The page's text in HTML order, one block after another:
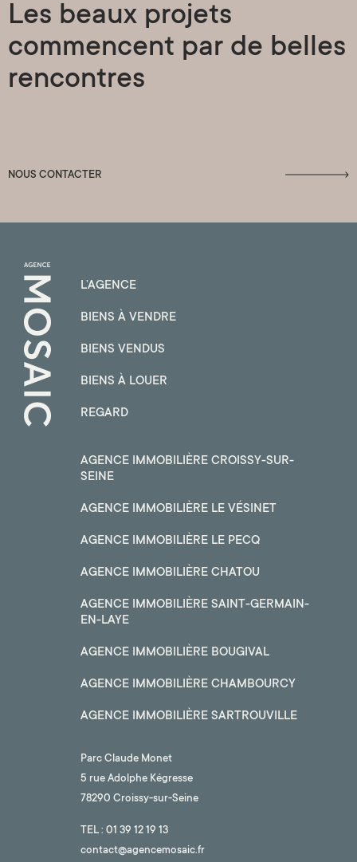
Les beaux projets
commencent par de belles
rencontres
NOUS CONTACTER
L’AGENCE
BIENS À VENDRE
BIENS VENDUS
BIENS À LOUER
REGARD
AGENCE IMMOBILIÈRE CROISSY-SUR-
SEINE
AGENCE IMMOBILIÈRE LE VÉSINET
AGENCE IMMOBILIÈRE LE PECQ
AGENCE IMMOBILIÈRE CHATOU
AGENCE IMMOBILIÈRE SAINT-GERMAIN-
EN-LAYE
AGENCE IMMOBILIÈRE BOUGIVAL
AGENCE IMMOBILIÈRE CHAMBOURCY
AGENCE IMMOBILIÈRE SARTROUVILLE
Parc Claude Monet
5 rue Adolphe Kégresse
78290 Croissy-sur-Seine
TEL :01 39 12 19 13
contact@agencemosaic.fr